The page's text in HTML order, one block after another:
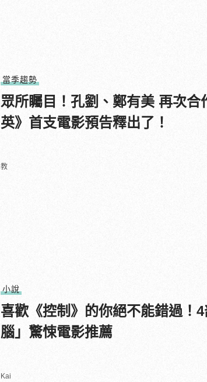
當季趨勢
眾所矚目！孔劉、鄭有美 再次合
英》首支電影預告釋出了！
教
小說
喜歡《控制》的你絕不能錯過！
腦」驚悚電影推薦
Kai